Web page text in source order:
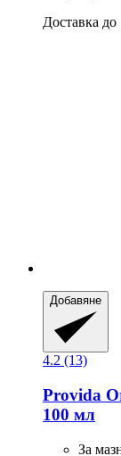
Доставка до
Добавяне
4.2 (13)
Provida
100 мл
За